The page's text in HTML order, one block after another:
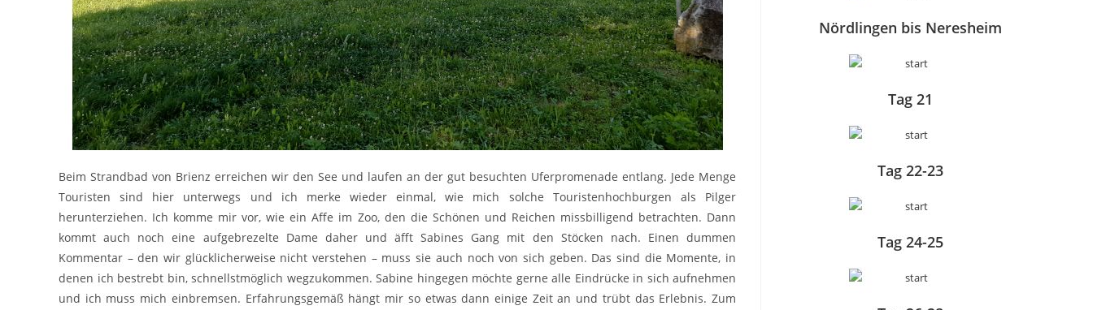
Beim Strandbad von Brienz erreichen wir den See und laufen an der gut besuchten Uferpromenade entlang. Jede Menge
Touristen sind hier unterwegs und ich merke wieder einmal, wie mich solche Touristenhochburgen als Pilger
herunterziehen. Ich komme mir vor, wie ein Affe im Zoo, den die Schönen und Reichen missbilligend betrachten. Dann
kommt auch noch eine aufgebrezelte Dame daher und äfft Sabines Gang mit den Stöcken nach. Einen dummen
Kommentar – den wir glücklicherweise nicht verstehen – muss sie auch noch von sich geben. Das sind die Momente, in
denen ich bestrebt bin, schnellstmöglich wegzukommen. Sabine hingegen möchte gerne alle Eindrücke in sich aufnehmen
und ich muss mich einbremsen. Erfahrungsgemäß hängt mir so etwas dann einige Zeit an und trübt das Erlebnis. Zum
Nördlingen bis Neresheim
Tag 21
Tag 22-23
Tag 24-25